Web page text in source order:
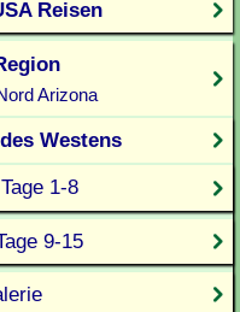
Reisen
Arizona
Westens
1-8
9-15